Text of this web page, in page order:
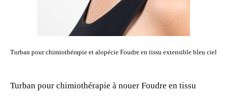
Turban pour chimiothérapie et alopécie Foudre en tissu extensible bleu ciel
Turban pour chimiothérapie à nouer Foudre en tissu